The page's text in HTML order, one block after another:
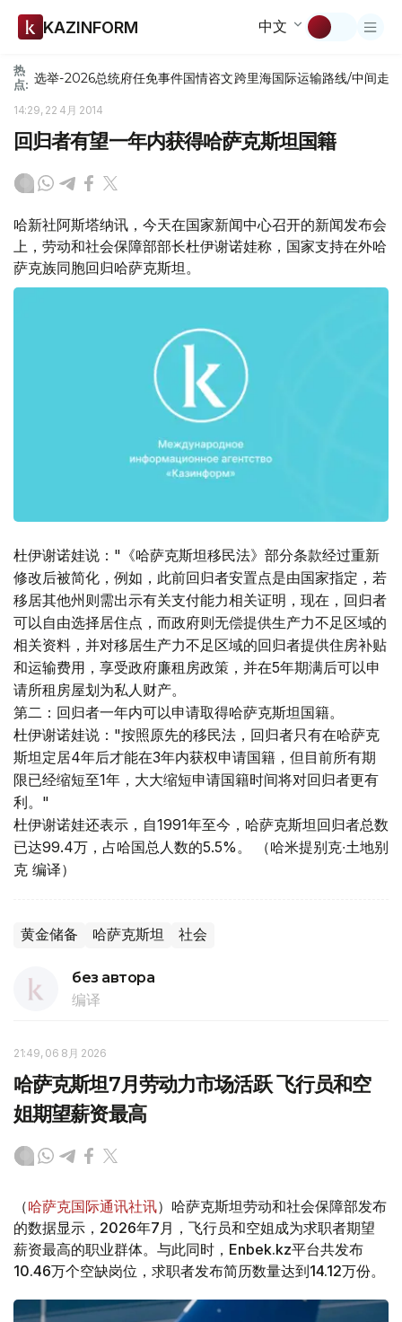
KAZINFORM 中文
热
点: 选举-2026总统府任免事件国情咨文跨里海国际运输路线/中间走廊
14:29, 22 4月 2014
回归者有望一年内获得哈萨克斯坦国籍
哈新社阿斯塔纳讯，今天在国家新闻中心召开的新闻发布会
上，劳动和社会保障部部长杜伊谢诺娃称，国家支持在外哈
萨克族同胞回归哈萨克斯坦。
杜伊谢诺娃说："《哈萨克斯坦移民法》部分条款经过重新
修改后被简化，例如，此前回归者安置点是由国家指定，若
移居其他州则需出示有关支付能力相关证明，现在，回归者
可以自由选择居住点，而政府则无偿提供生产力不足区域的
相关资料，并对移居生产力不足区域的回归者提供住房补贴
和运输费用，享受政府廉租房政策，并在5年期满后可以申
请所租房屋划为私人财产。
第二：回归者一年内可以申请取得哈萨克斯坦国籍。
杜伊谢诺娃说："按照原先的移民法，回归者只有在哈萨克
斯坦定居4年后才能在3年内获权申请国籍，但目前所有期
限已经缩短至1年，大大缩短申请国籍时间将对回归者更有
利。"
杜伊谢诺娃还表示，自1991年至今，哈萨克斯坦回归者总数
已达99.4万，占哈国总人数的5.5%。 （哈米提别克∙土地别
克 编译）
黄金储备 哈萨克斯坦 社会
без автора
编译
21:49, 06 8月 2026
哈萨克斯坦7月劳动力市场活跃 飞行员和空
姐期望薪资最高
（哈萨克国际通讯社讯）哈萨克斯坦劳动和社会保障部发布
的数据显示，2026年7月，飞行员和空姐成为求职者期望
薪资最高的职业群体。与此同时，Enbek.kz平台共发布
10.46万个空缺岗位，求职者发布简历数量达到14.12万份。